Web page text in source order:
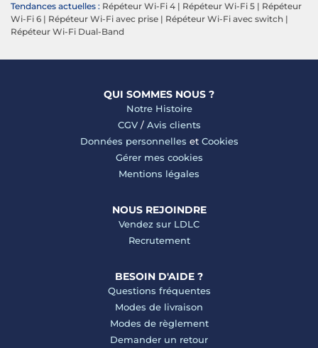
Tendances actuelles : Répéteur Wi-Fi 4 | Répéteur Wi-Fi 5 | Répéteur
Wi-Fi 6 | Répéteur Wi-Fi avec prise | Répéteur Wi-Fi avec switch |
Répéteur Wi-Fi Dual-Band
QUI SOMMES NOUS ?
Notre Histoire
CGV/ Avis clients
Données personnelles et Cookies
Gérer mes cookies
Mentions légales
NOUS REJOINDRE
Vendez sur LDLC
Recrutement
BESOIN D'AIDE ?
Questions fréquentes
Modes de livraison
Modes de règlement
Demander un retour